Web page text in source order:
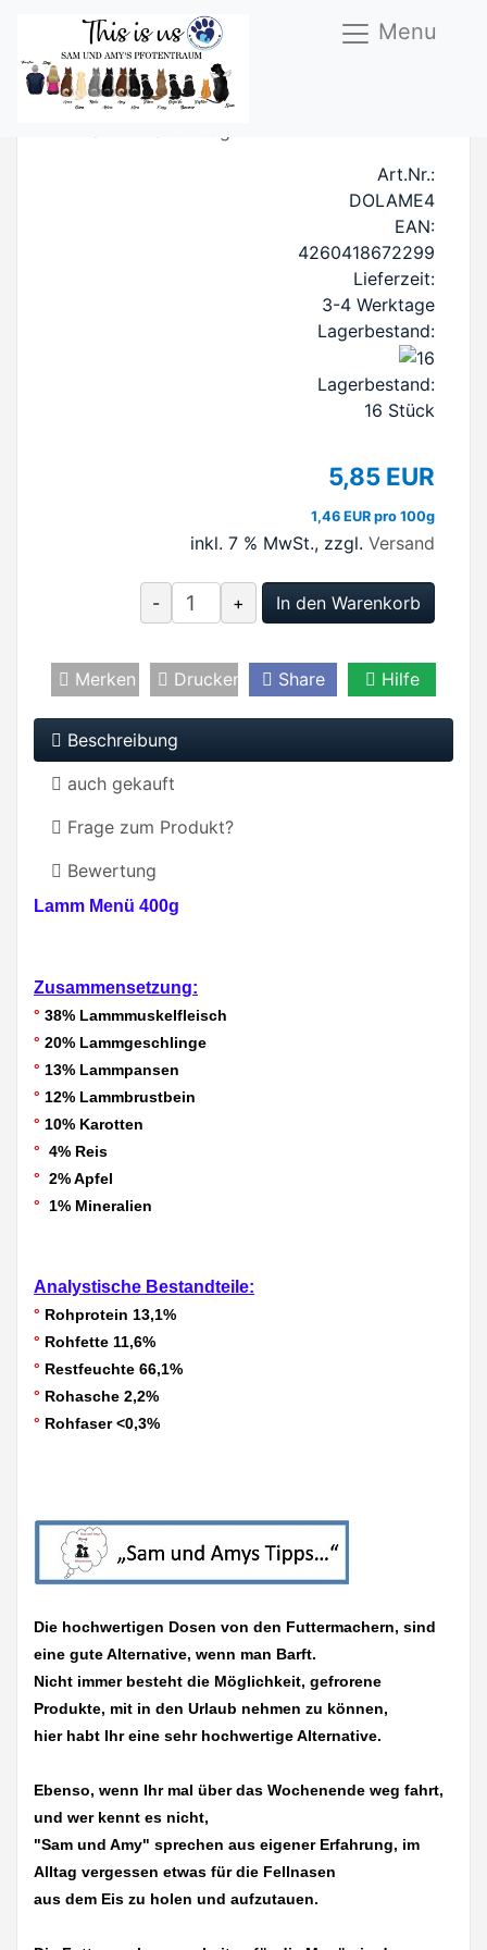
Menu
FM Lamm Menü 400g
Art.Nr.:
DOLAME4
EAN:
4260418672299
Lieferzeit:
3-4 Werktage
Lagerbestand:
Lagerbestand:
16 Stück
5,85 EUR
1,46 EUR pro 100g
inkl. 7 % MwSt., zzgl. Versand
- + In den Warenkorb
Merken Drucken Share Hilfe
Beschreibung
auch gekauft
Frage zum Produkt?
Bewertung
Lamm Menü 400g
Zusammensetzung:
° 38% Lammmuskelfleisch
° 20% Lammgeschlinge
° 13% Lammpansen
° 12% Lammbrustbein
° 10% Karotten
° 4% Reis
° 2% Apfel
°
1% Mineralien
Analystische Bestandteile:
° Rohprotein 13,1%
° Rohfette 11,6%
° Restfeuchte 66,1%
° Rohasche 2,2%
° Rohfaser <0,3%
Die hochwertigen Dosen von den Futtermachern, sind
eine gute Alternative, wenn man Barft.
Nicht immer besteht die Möglichkeit, gefrorene
Produkte, mit in den Urlaub nehmen zu können,
hier habt Ihr eine sehr hochwertige Alternative.
Ebenso, wenn Ihr mal über das Wochenende weg fahrt,
und wer kennt es nicht,
"Sam und Amy" sprechen aus eigener Erfahrung, im
Alltag vergessen etwas für die Fellnasen
aus dem Eis zu holen und aufzutauen.